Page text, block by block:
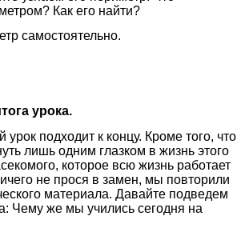
Как его найти?
самостоятельно.
урока.
подходит к концу. Кроме того, что
лишь одним глазком в жизнь этого
которое всю жизнь работает
не прося в замен, мы повторили
материала. Давайте подведем
Чему же мы учились сегодня на